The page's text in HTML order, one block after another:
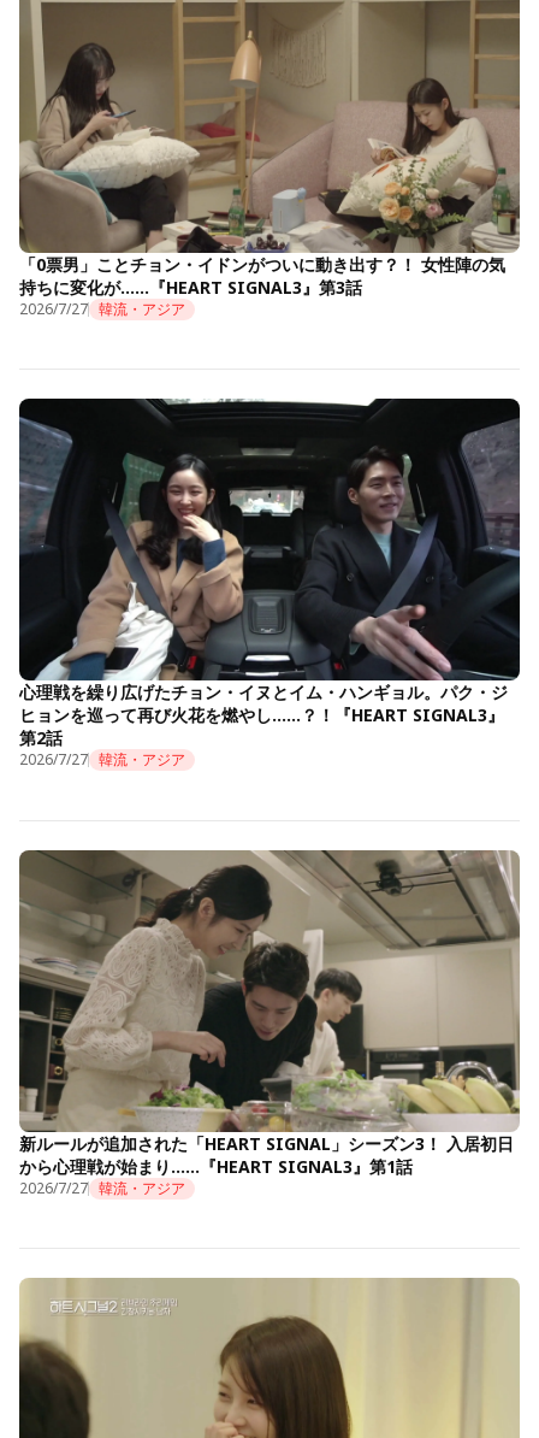
「0票男」ことチョン・イドンがついに動き出す？！ 女性陣の気
持ちに変化が……『HEART SIGNAL3』第3話
2026/7/27 韓流・アジア
心理戦を繰り広げたチョン・イヌとイム・ハンギョル。パク・ジ
ヒョンを巡って再び火花を燃やし……？！『HEART SIGNAL3』
第2話
2026/7/27 韓流・アジア
新ルールが追加された「HEART SIGNAL」シーズン3！ 入居初日
から心理戦が始まり……『HEART SIGNAL3』第1話
2026/7/27 韓流・アジア